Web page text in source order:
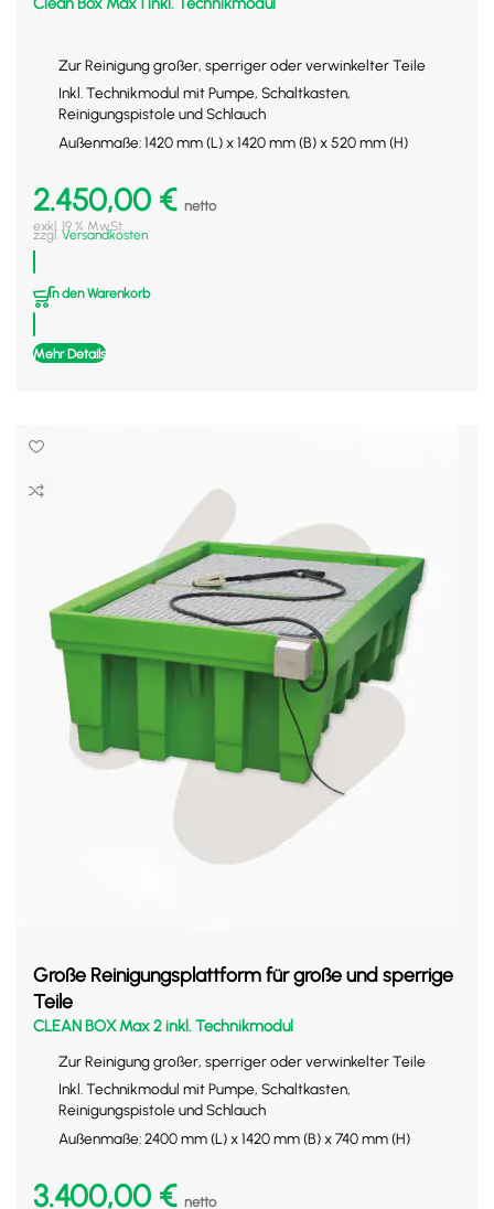
Zur Reinigung großer, sperriger oder verwinkelter Teile
Inkl. Technikmodul mit Pumpe, Schaltkasten,
Reinigungspistole und Schlauch
Außenmaße: 1420 mm (L) x 1420 mm (B) x 520 mm (H)
2.450,00 € netto
exkl. 19 % MwSt.
zzgl. Versandkosten
In den Warenkorb
Mehr Details
Große Reinigungsplattform für große und sperrige
Teile
CLEAN BOX Max 2 inkl. Technikmodul
Zur Reinigung großer, sperriger oder verwinkelter Teile
Inkl. Technikmodul mit Pumpe, Schaltkasten,
Reinigungspistole und Schlauch
Außenmaße: 2400 mm (L) x 1420 mm (B) x 740 mm (H)
3.400,00 € netto